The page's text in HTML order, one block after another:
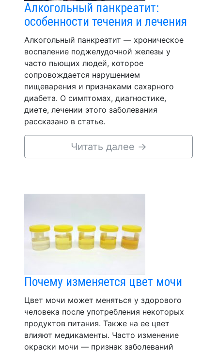
Алкогольный панкреатит:
особенности течения и лечения
Алкогольный панкреатит — хроническое
воспаление поджелудочной железы у
часто пьющих людей, которое
сопровождается нарушением
пищеварения и признаками сахарного
диабета. О симптомах, диагностике,
диете, лечении этого заболевания
рассказано в статье.
Читать далее →
Почему изменяется цвет мочи
Цвет мочи может меняться у здорового
человека после употребления некоторых
продуктов питания. Также на ее цвет
влияют медикаменты. Часто изменение
окраски мочи — признак заболеваний